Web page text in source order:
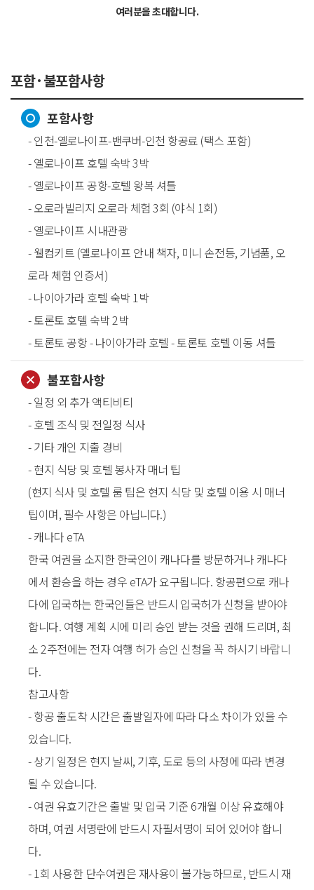
여러분을 초대합니다.
포함·불포함사항
포함사항
- 인천-옐로나이프-밴쿠버-인천 항공료 (택스 포함)
- 옐로나이프 호텔 숙박 3박
- 옐로나이프 공항-호텔 왕복 셔틀
- 오로라빌리지 오로라 체험 3회 (야식 1회)
- 옐로나이프 시내관광
- 웰컴키트 (옐로나이프 안내 책자, 미니 손전등, 기념품, 오
로라 체험 인증서)
- 나이아가라 호텔 숙박 1박
- 토론토 호텔 숙박 2박
- 토론토 공항 - 나이아가라 호텔 - 토론토 호텔 이동 셔틀
불포함사항
- 일정 외 추가 액티비티
- 호텔 조식 및 전일정 식사
- 기타 개인 지출 경비
- 현지 식당 및 호텔 봉사자 매너 팁
(현지 식사 및 호텔 룸 팁은 현지 식당 및 호텔 이용 시 매너
팁이며, 필수 사항은 아닙니다.)
- 캐나다 eTA
한국 여권을 소지한 한국인이 캐나다를 방문하거나 캐나다
에서 환승을 하는 경우 eTA가 요구됩니다. 항공편으로 캐나
다에 입국하는 한국인들은 반드시 입국허가 신청을 받아야
합니다. 여행 계획 시에 미리 승인 받는 것을 권해 드리며, 최
소 2주전에는 전자 여행 허가 승인 신청을 꼭 하시기 바랍니
다.
참고사항
- 항공 출도착 시간은 출발일자에 따라 다소 차이가 있을 수
있습니다.
- 상기 일정은 현지 날씨, 기후, 도로 등의 사정에 따라 변경
될 수 있습니다.
- 여권 유효기간은 출발 및 입국 기준 6개월 이상 유효해야
하며, 여권 서명란에 반드시 자필서명이 되어 있어야 합니
다.
- 1회 사용한 단수여권은 재사용이 불가능하므로, 반드시 재